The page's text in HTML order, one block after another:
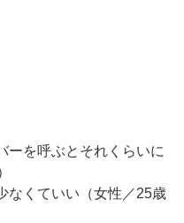
ーを呼ぶとそれくらいに
なくていい（女性／25歳